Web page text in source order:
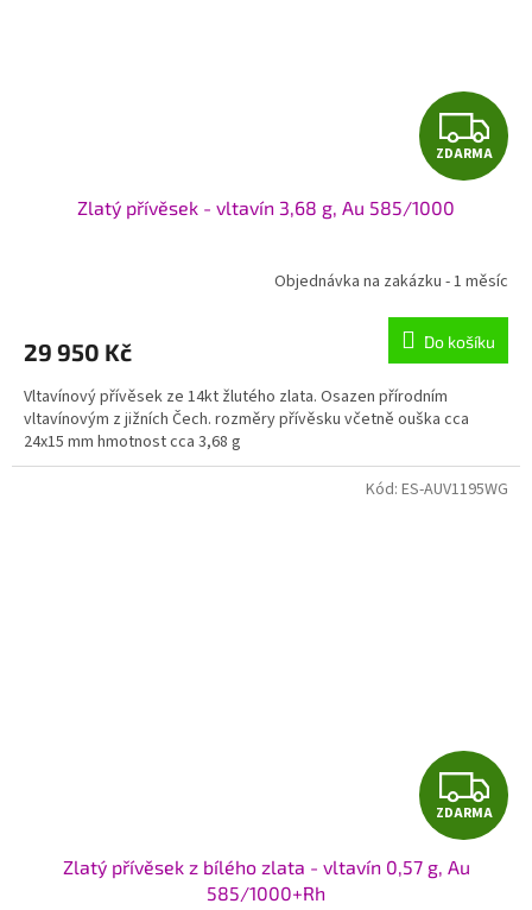
Z
D
R
M
A
ZDARMA
Zlatý přívěsek - vltavín 3,68 g, Au 585/1000
Objednávka na zakázku - 1 měsíc
29 950 Kč Do košíku
Vltavínový přívěsek ze 14kt žlutého zlata. Osazen přírodním
vltavínovým z jižních Čech. rozměry přívěsku včetně ouška cca
24x15 mm hmotnost cca 3,68 g
Z
D
ZDARMA
Zlatý přívěsek z bílého zlata - vltavín 0,57 g, Au
585/1000+Rh
Kód: ES-AUV1195WG